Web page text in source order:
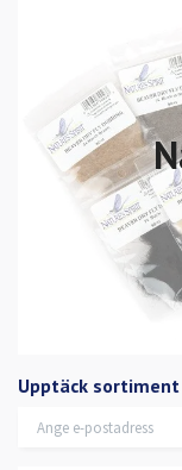
Upptäck sortiment